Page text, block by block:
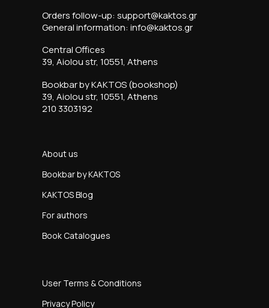
Orders follow-up: support@kaktos.gr
General information: info@kaktos.gr
Central Offices
39, Aiolou str, 10551, Athens
Bookbar by KAKTOS (bookshop)
39, Aiolou str, 10551, Athens
210 3303192
About us
Bookbar by KAKTOS
KAKTOS Blog
For authors
Book Catalogues
User Terms & Conditions
Privacy Policy